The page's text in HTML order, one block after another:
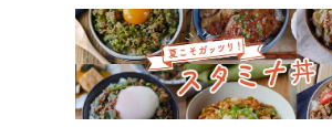
ん、製造現場や品質へのこだわ
こめ油をもっと好きになるコン
ぜひお楽しみください。